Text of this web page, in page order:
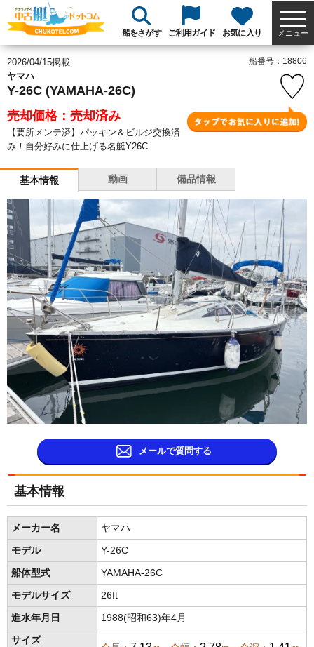
船をさがす ご利用ガイド お気に入り メニュー
2026/04/15掲載
ヤマハ
Y-26C (YAMAHA-26C)
売却価格：売却済み
【要所メンテ済】パッキン＆ビルジ交換済
み！自分好みに仕上げる名艇Y26C
船番号：18806
基本情報 動画 備品情報
メールで質問する
基本情報
メーカー名 ヤマハ
モデル Y-26C
船体型式 YAMAHA-26C
モデルサイズ 26ft
進水年月日 1988(昭和63)年4月
サイズ